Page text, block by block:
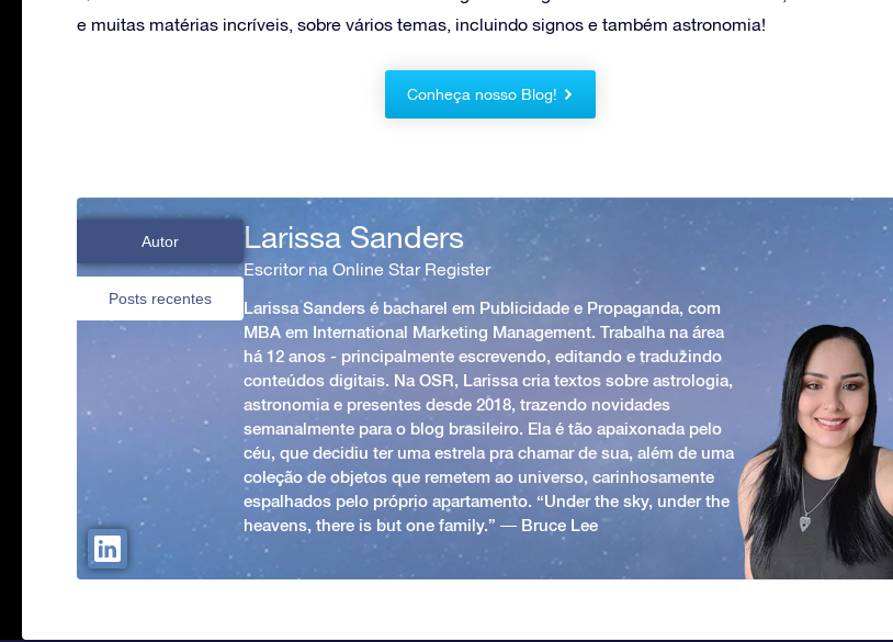
e muitas matérias incríveis, sobre vários temas, incluindo signos e também astronomia!
Conheça nosso Blog!
Autor
Posts recentes
Larissa Sanders
Escritor na Online Star Register
Larissa Sanders é bacharel em Publicidade e Propaganda, com
MBA em International Marketing Management. Trabalha na área
há 12 anos - principalmente escrevendo, editando e traduzindo
conteúdos digitais. Na OSR, Larissa cria textos sobre astrologia,
astronomia e presentes desde 2018, trazendo novidades
semanalmente para o blog brasileiro. Ela é tão apaixonada pelo
céu, que decidiu ter uma estrela pra chamar de sua, além de uma
coleção de objetos que remetem ao universo, carinhosamente
espalhados pelo próprio apartamento. “Under the sky, under the
heavens, there is but one family.” ― Bruce Lee